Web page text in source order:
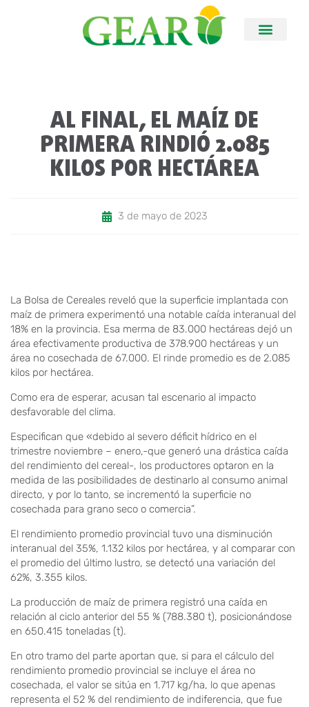
AL FINAL, EL MAÍZ DE
PRIMERA RINDIÓ 2.085
KILOS POR HECTÁREA
3 de mayo de 2023
La Bolsa de Cereales reveló que la superficie implantada con
maíz de primera experimentó una notable caída interanual del
18% en la provincia. Esa merma de 83.000 hectáreas dejó un
área efectivamente productiva de 378.900 hectáreas y un
área no cosechada de 67.000. El rinde promedio es de 2.085
kilos por hectárea.
Como era de esperar, acusan tal escenario al impacto
desfavorable del clima.
Especifican que «debido al severo déficit hídrico en el
trimestre noviembre – enero,-que generó una drástica caída
del rendimiento del cereal-, los productores optaron en la
medida de las posibilidades de destinarlo al consumo animal
directo, y por lo tanto, se incrementó la superficie no
cosechada para grano seco o comercia”.
El rendimiento promedio provincial tuvo una disminución
interanual del 35%, 1.132 kilos por hectárea, y al comparar con
el promedio del último lustro, se detectó una variación del
62%, 3.355 kilos.
La producción de maíz de primera registró una caída en
relación al ciclo anterior del 55 % (788.380 t), posicionándose
en 650.415 toneladas (t).
En otro tramo del parte aportan que, si para el cálculo del
rendimiento promedio provincial se incluye el área no
cosechada, el valor se sitúa en 1.717 kg/ha, lo que apenas
representa el 52 % del rendimiento de indiferencia, que fue